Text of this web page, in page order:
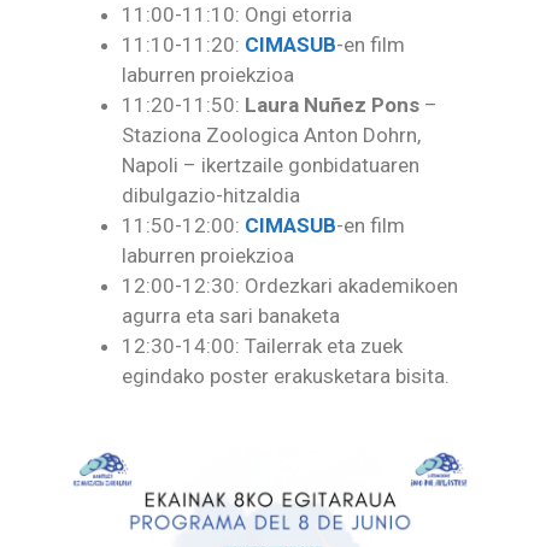
11:00-11:10: Ongi etorria
11:10-11:20: CIMASUB-en film
laburren proiekzioa
11:20-11:50: Laura Nuñez Pons –
Staziona Zoologica Anton Dohrn,
Napoli – ikertzaile gonbidatuaren
dibulgazio-hitzaldia
11:50-12:00: CIMASUB-en film
laburren proiekzioa
12:00-12:30: Ordezkari akademikoen
agurra eta sari banaketa
12:30-14:00: Tailerrak eta zuek
egindako poster erakusketara bisita.